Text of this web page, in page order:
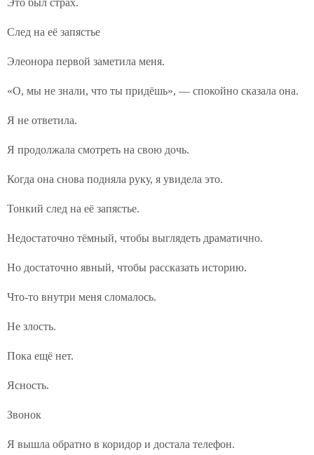
След на её запястье
Элеонора первой заметила меня.
«О, мы не знали, что ты придёшь», — спокойно сказала она.
Я не ответила.
Я продолжала смотреть на свою дочь.
Когда она снова подняла руку, я увидела это.
Тонкий след на её запястье.
Недостаточно тёмный, чтобы выглядеть драматично.
Но достаточно явный, чтобы рассказать историю.
Что-то внутри меня сломалось.
Не злость.
Пока ещё нет.
Ясность.
Звонок
Я вышла обратно в коридор и достала телефон.